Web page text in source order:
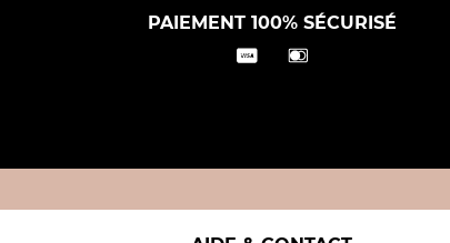
PAIEMENT 100% SÉCURISÉ